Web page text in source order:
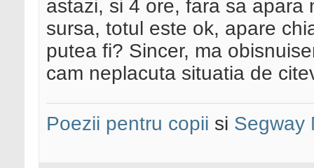
astazi, si 4 ore, fara sa apara
sursa, totul este ok, apare
putea fi? Sincer, ma
cam neplacuta situatia de
Poezii pentru copii si Segway